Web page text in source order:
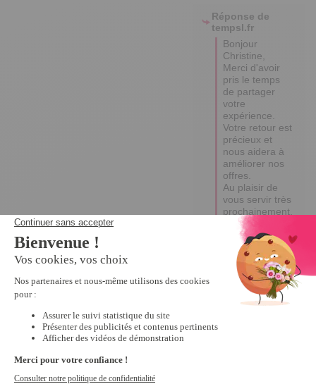
Réponse de
tempsl.fr
Bonjour
Christine,
Merci d'avoir
pris le temps
de partager
votre
expérience.
Votre retour est
précieux et
nous aidera à
améliorer nos
offres.
Au plaisir de
vous servir très
prochainement.
Excellente
journée !
Emma